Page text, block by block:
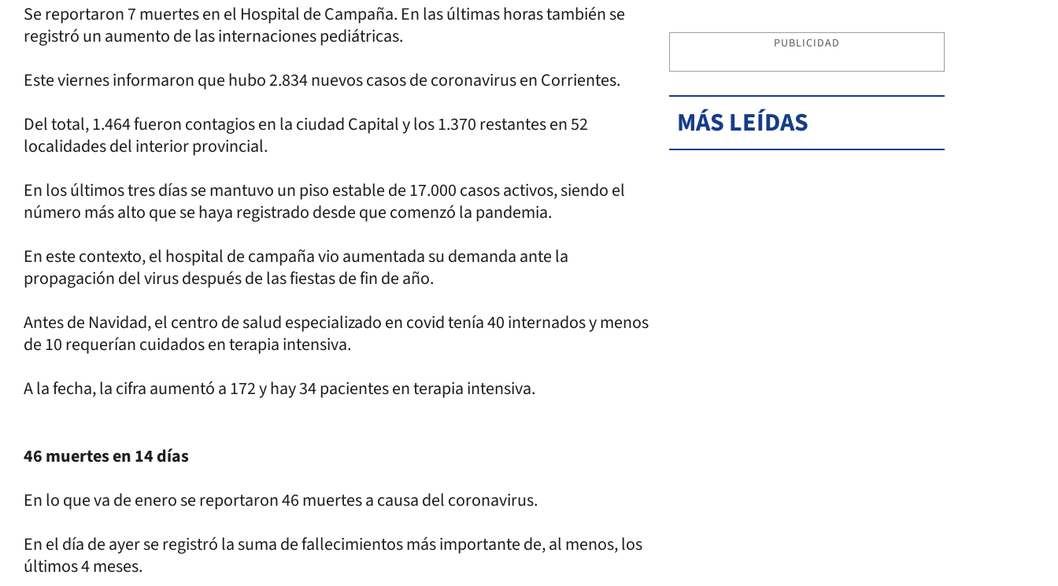
Se reportaron 7 muertes en el Hospital de Campaña. En las últimas horas también se
registró un aumento de las internaciones pediátricas.
Este viernes informaron que hubo 2.834 nuevos casos de coronavirus en Corrientes.
Del total, 1.464 fueron contagios en la ciudad Capital y los 1.370 restantes en 52
localidades del interior provincial.
En los últimos tres días se mantuvo un piso estable de 17.000 casos activos, siendo el
número más alto que se haya registrado desde que comenzó la pandemia.
En este contexto, el hospital de campaña vio aumentada su demanda ante la
propagación del virus después de las fiestas de fin de año.
Antes de Navidad, el centro de salud especializado en covid tenía 40 internados y menos
de 10 requerían cuidados en terapia intensiva.
A la fecha, la cifra aumentó a 172 y hay 34 pacientes en terapia intensiva.
46 muertes en 14 días
En lo que va de enero se reportaron 46 muertes a causa del coronavirus.
En el día de ayer se registró la suma de fallecimientos más importante de, al menos, los
últimos 4 meses.
PUBLICIDAD
MÁS LEÍDAS